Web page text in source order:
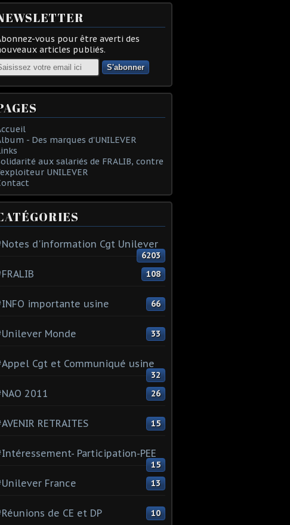
vous pour être averti des
articles publiés.
- Des marques d'UNILEVER
aux salariés de FRALIB, contre
UNILEVER
d'information Cgt Unilever
6203
108
importante usine 66
Monde 33
Cgt et Communiqué usine
32
2011 26
RETRAITES 15
Participation-PEE
15
France 13
de CE et DP 10